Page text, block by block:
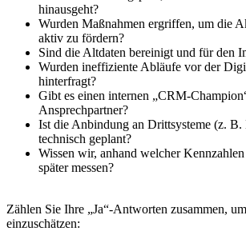
hinausgeht?
Wurden Maßnahmen ergriffen, um die
aktiv zu fördern?
Sind die Altdaten bereinigt und für den
Wurden ineffiziente Abläufe vor der
hinterfragt?
Gibt es einen internen „CRM-
Ansprechpartner?
Ist die Anbindung an Drittsysteme (z.
technisch geplant?
Wissen wir, anhand welcher
später messen?
Zählen Sie Ihre „Ja“-Antworten zusammen,
einzuschätzen: